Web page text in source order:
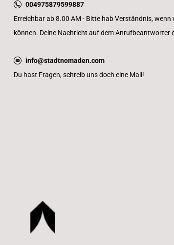
004975879599887
Erreichbar ab 8.00 AM - Bitte hab Verständnis,
können. Deine Nachricht auf dem
info@stadtnomaden.com
Du hast Fragen, schreib uns doch eine Mail!